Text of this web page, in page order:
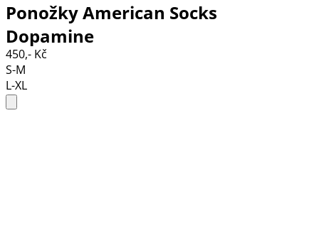
Ponožky American Socks
Dopamine
450,- Kč
S-M
L-XL